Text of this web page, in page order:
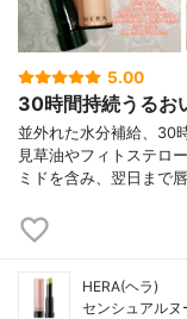
5.00
30時間持続うるお
並外れた水分補給、30
見草油やフィトステロ
ミドを含み、翌日まで
HERA(ヘラ)
センシュアルヌ